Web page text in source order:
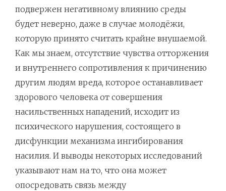
подвержен негативному влиянию среды
будет неверно, даже в случае молодёжи,
которую принято считать крайне внушаемой.
Как мы знаем, отсутствие чувства отторжения
и внутреннего сопротивления к причинению
другим людям вреда, которое останавливает
здорового человека от совершения
насильственных нападений, исходит из
психического нарушения, состоящего в
дисфункции механизма ингибирования
насилия. И выводы некоторых исследований
указывают нам на то, что она может
опосредовать связь между